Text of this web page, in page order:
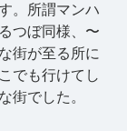
。所謂マンハ
つぼ同様、〜
街が至る所に
でも行けてし
街でした。